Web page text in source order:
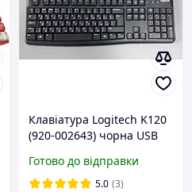
Клавіатура Logitech K120
(920-002643) чорна USB
Готово до відправки
5.0 (3)